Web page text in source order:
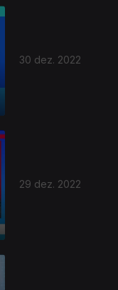
30 dez. 2022
29 dez. 2022